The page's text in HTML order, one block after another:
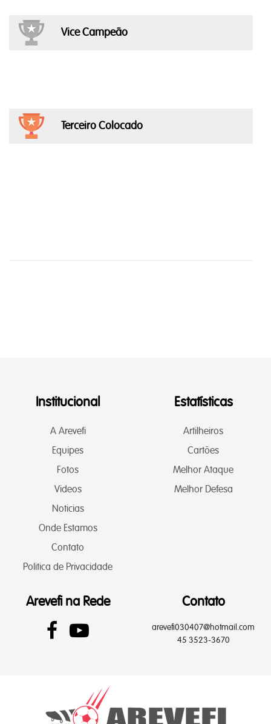
Vice Campeão
Terceiro Colocado
Institucional
A Arevefi
Equipes
Fotos
Videos
Noticias
Onde Estamos
Contato
Politica de Privacidade
Estatísticas
Artilheiros
Cartões
Melhor Ataque
Melhor Defesa
Arevefi na Rede Contato
arevefi030407@hotmail.com
45 3523-3670